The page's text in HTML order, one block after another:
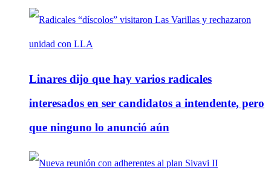
Linares dijo que hay varios radicales
interesados en ser candidatos a intendente, pero
que ninguno lo anunció aún